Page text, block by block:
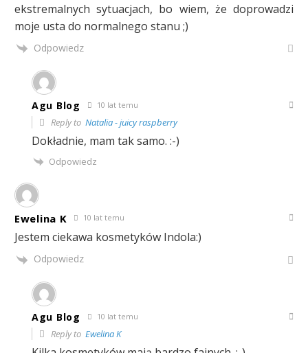
ekstremalnych sytuacjach, bo wiem, że doprowadzi
moje usta do normalnego stanu ;)
Odpowiedz
Agu Blog 10 lat temu
Reply to Natalia - juicy raspberry
Dokładnie, mam tak samo. :-)
Odpowiedz
Ewelina K 10 lat temu
Jestem ciekawa kosmetyków Indola:)
Odpowiedz
Agu Blog 10 lat temu
Reply to Ewelina K